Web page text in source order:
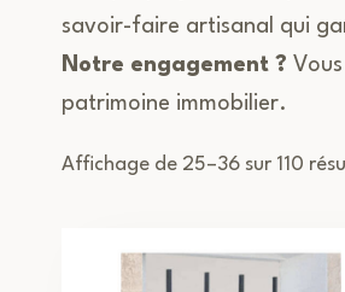
savoir-faire artisanal qui
Notre engagement ?
patrimoine immobilier.
Affichage de 25–36 sur 110